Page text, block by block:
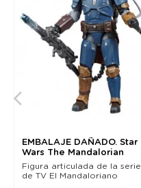
EMBALAJE DAÑADO. Star
Wars The Mandalorian
Black Series...
Figura articulada de la serie
de TV El Mandaloriano